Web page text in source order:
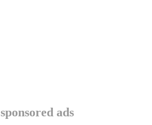
sponsored ads